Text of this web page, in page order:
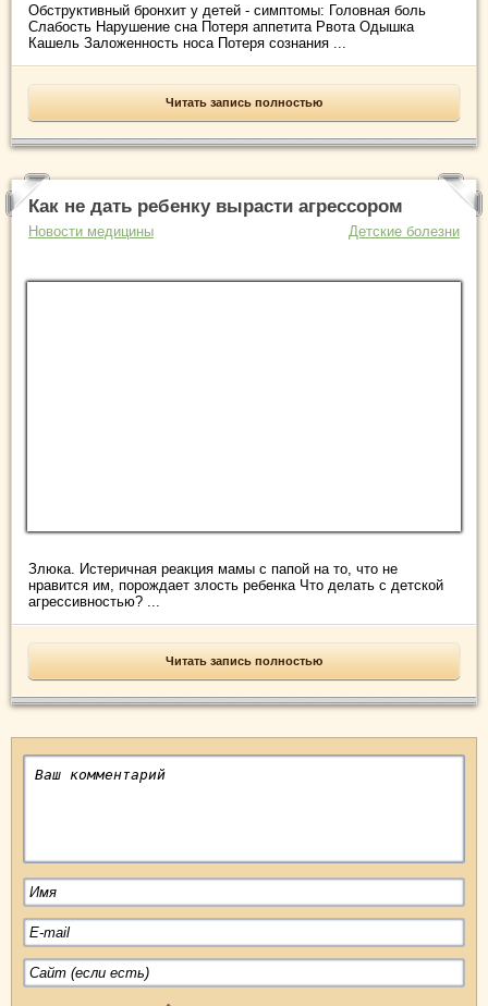
Обструктивный бронхит у детей - симптомы: Головная боль
Слабость Нарушение сна Потеря аппетита Рвота Одышка
Кашель Заложенность носа Потеря сознания ...
Читать запись полностью
Как не дать ребенку вырасти агрессором
Новости медицины Детские болезни
Злюка. Истеричная реакция мамы с папой на то, что не
нравится им, порождает злость ребенка Что делать с детской
агрессивностью? ...
Читать запись полностью